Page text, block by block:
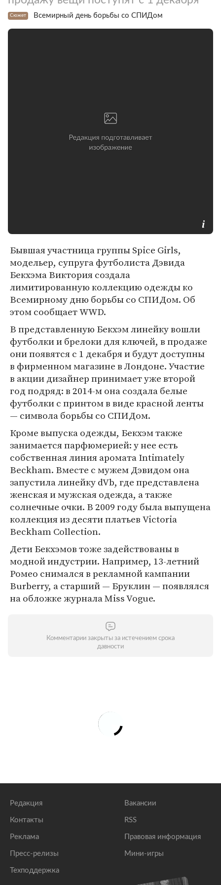
Сюжет Всемирный день борьбы со СПИДом
Бывшая участница группы Spice Girls,
модельер, супруга футболиста Дэвида
Бекхэма Виктория создала
лимитированную коллекцию одежды ко
Всемирному дню борьбы со СПИДом. Об
этом сообщает WWD.
В представленную Бекхэм линейку вошли
футболки и брелоки для ключей, в продаже
они появятся с 1 декабря и будут доступны
в фирменном магазине в Лондоне. Участие
в акции дизайнер принимает уже второй
год подряд: в 2014-м она создала белые
футболки с принтом в виде красной ленты
— символа борьбы со СПИДом.
Кроме выпуска одежды, Бекхэм также
занимается парфюмерией: у нее есть
собственная линия аромата Intimately
Beckham. Вместе с мужем Дэвидом она
запустила линейку dVb, где представлена
женская и мужская одежда, а также
солнечные очки. В 2009 году была выпущена
коллекция из десяти платьев Victoria
Beckham Collection.
Дети Бекхэмов тоже задействованы в
модной индустрии. Например, 13-летний
Ромео снимался в рекламной кампании
Burberry, а старший — Бруклин — появлялся
на обложке журнала Miss Vogue.
Комментарии закрыты за истечением срока
давности
Редакция
Контакты
Реклама
Пресс-релизы
Техподдержка
Вакансии
RSS
Правовая информация
Мини-игры